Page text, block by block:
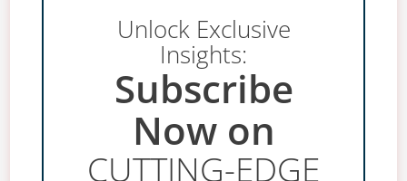
Unlock Exclusive
Insights:
Subscribe
Now on
CUTTING-EDGE